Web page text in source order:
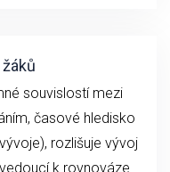
souvislostí mezi
časové hledisko
rozlišuje vývoj
k rovnováze